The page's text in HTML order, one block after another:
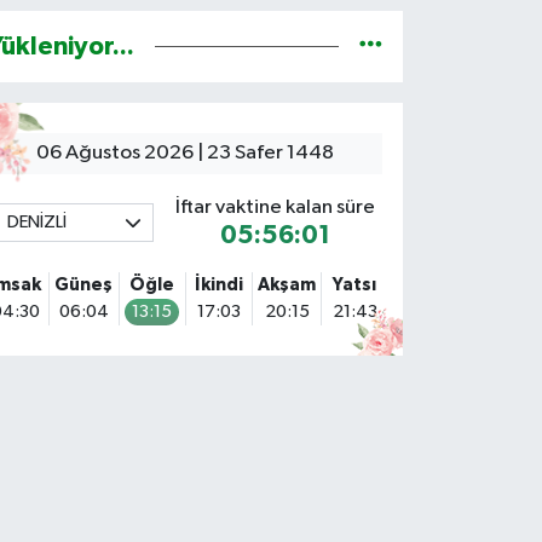
06 Ağustos 2026 | 23 Safer 1448
DENİZLİ
İftar vaktine kalan süre
05:56:00
Güneş
06:04
Öğle
13:15
İkindi
17:03
Akşam
20:15
Yatsı
21:43